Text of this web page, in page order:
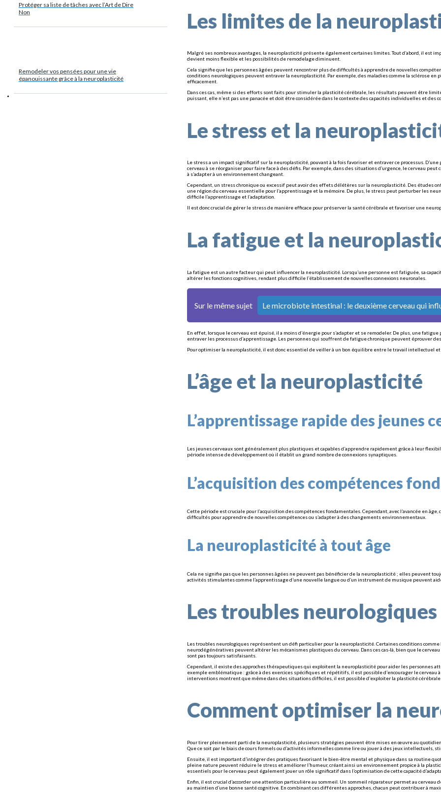
Protéger sa liste de tâches avec l’Art de Dire
Non
Remodeler vos pensées pour une vie
épanouissante grâce à la neuroplasticité
Les limites de la
Malgré ses nombreux avantages, la neuroplasticité présente également certaines limites. Tout d’abord, il est
devient moins flexible et les possibilités de remodelage diminuent.
Cela signifie que les personnes âgées peuvent rencontrer plus de difficultés à apprendre de nouvelles
conditions neurologiques peuvent entraver la neuroplasticité. Par exemple, des maladies comme la sclérose en
efficacement.
Dans ces cas, même si des efforts sont faits pour stimuler la plasticité cérébrale, les résultats peuvent être
puissant, elle n’est pas une panacée et doit être considérée dans le contexte des capacités individuelles et des
Le stress et la
Le stress a un impact significatif sur la neuroplasticité, pouvant à la fois favoriser et entraver ce processus.
cerveau à se réorganiser pour faire face à des défis. Par exemple, dans des situations d’urgence, le cerveau
à s’adapter à un environnement changeant.
Cependant, un stress chronique ou excessif peut avoir des effets délétères sur la neuroplasticité. Des études
une région du cerveau essentielle pour l’apprentissage et la mémoire. De plus, le stress peut perturber les
difficile l’apprentissage et l’adaptation.
Il est donc crucial de gérer le stress de manière efficace pour préserver la santé cérébrale et favoriser une
La fatigue et la
La fatigue est un autre facteur qui peut influencer la neuroplasticité. Lorsqu’une personne est fatiguée, sa
altérer les fonctions cognitives, rendant plus difficile l’établissement de nouvelles connexions neuronales.
Sur le même sujet Le microbiote intestinal : le deuxième cerveau qui
En effet, lorsque le cerveau est épuisé, il a moins d’énergie pour s’adapter et se remodeler. De plus, une
entraver les processus d’apprentissage. Les personnes qui souffrent de fatigue chronique peuvent éprouver
Pour optimiser la neuroplasticité, il est donc essentiel de veiller à un bon équilibre entre le travail intellectuel
L’âge et la neuroplasticité
L’apprentissage rapide des jeunes
Les jeunes cerveaux sont généralement plus plastiques et capables d’apprendre rapidement grâce à leur
période intense de développement où il établit un grand nombre de connexions synaptiques.
L’acquisition des compétences
Cette période est cruciale pour l’acquisition des compétences fondamentales. Cependant, avec l’avancée en
difficultés pour apprendre de nouvelles compétences ou s’adapter à des changements environnementaux.
La neuroplasticité à tout âge
Cela ne signifie pas que les personnes âgées ne peuvent pas bénéficier de la neuroplasticité ; elles peuvent
activités stimulantes comme l’apprentissage d’une nouvelle langue ou d’un instrument de musique peuvent
Les troubles
Les troubles neurologiques représentent un défi particulier pour la neuroplasticité. Certaines conditions
neurodégénératives peuvent altérer les mécanismes plastiques du cerveau. Dans ces cas-là, bien que le
sont pas toujours satisfaisants.
Cependant, il existe des approches thérapeutiques qui exploitent la neuroplasticité pour aider les personnes
exemple emblématique : grâce à des exercices spécifiques et répétitifs, il est possible d’encourager le
interventions montrent que même dans des situations difficiles, il est possible d’exploiter la plasticité
Comment optimiser la
Pour tirer pleinement parti de la neuroplasticité, plusieurs stratégies peuvent être mises en œuvre au quotidien.
Que ce soit par le biais de cours formels ou d’activités informelles comme lire ou jouer à des jeux intellectuels,
Ensuite, il est important d’intégrer des pratiques favorisant le bien-être mental et physique dans sa routine
pleine nature peuvent réduire le stress et améliorer l’humeur, créant ainsi un environnement propice à la
essentiels pour le cerveau peut également jouer un rôle significatif dans l’optimisation de cette capacité
Enfin, il est crucial d’accorder une attention particulière au sommeil. Un sommeil réparateur permet au
au maintien d’une bonne santé cognitive. En combinant ces différentes approches, chacun peut contribuer à